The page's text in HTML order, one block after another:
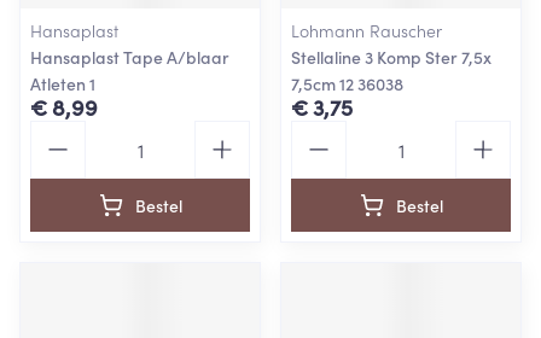
Hansaplast
Hansaplast Tape A/blaar
Atleten 1
€ 8,99
Bestel
Lohmann Rauscher
Stellaline 3 Komp Ster 7,5x
7,5cm 12 36038
€ 3,75
Bestel